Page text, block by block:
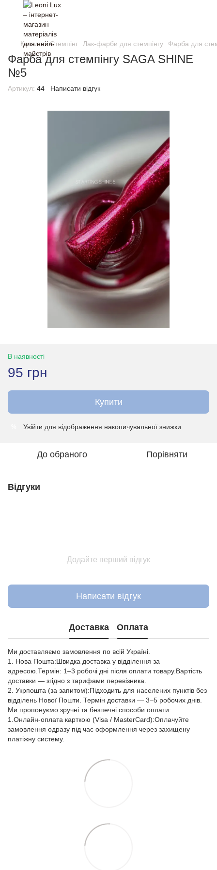
Каталог Стемпінг Лак-фарби для стемпінгу Фарба для
Фарба для стемпінгу SAGA SHINE
№5
Артикул: 44 Написати відгук
В наявності
95 грн
Купити
Увійти для відображення накопичувальної знижки
До обраного Порівняти
Відгуки
Додайте перший відгук
Написати відгук
Доставка Оплата
Ми доставляємо замовлення по всій Україні.
1. Нова Пошта:Швидка доставка у відділення за
адресою.Термін: 1–3 робочі дні після оплати товару.Вартість
доставки — згідно з тарифами перевізника.
2. Укрпошта (за запитом):Підходить для населених пунктів без
відділень Нової Пошти. Термін доставки — 3–5 робочих днів.
Ми пропонуємо зручні та безпечні способи оплати:
1.Онлайн-оплата карткою (Visa / MasterCard):Оплачуйте
замовлення одразу під час оформлення через захищену
платіжну систему.